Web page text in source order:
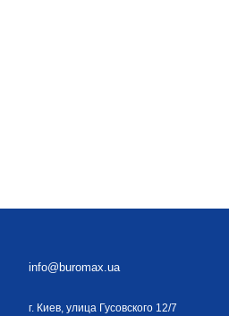
info@buromax.ua
г. Киев, улица Гусовского 12/7